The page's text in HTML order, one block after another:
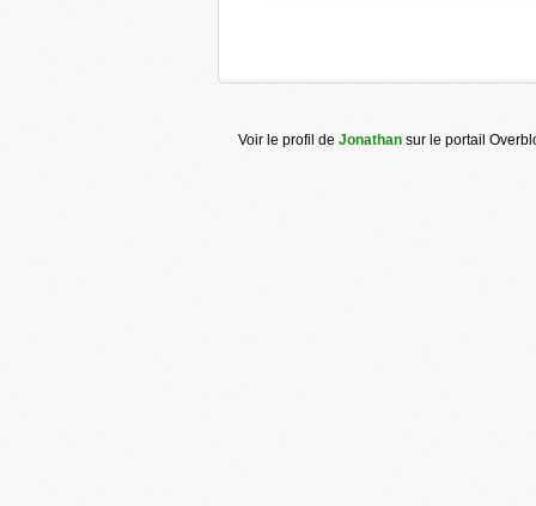
Voir le profil de Jonathan sur le portail